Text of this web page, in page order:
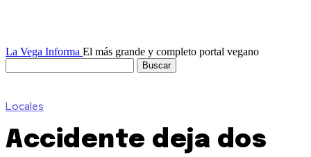
La Vega Informa El más grande y completo portal vegano
Locales
Accidente deja dos